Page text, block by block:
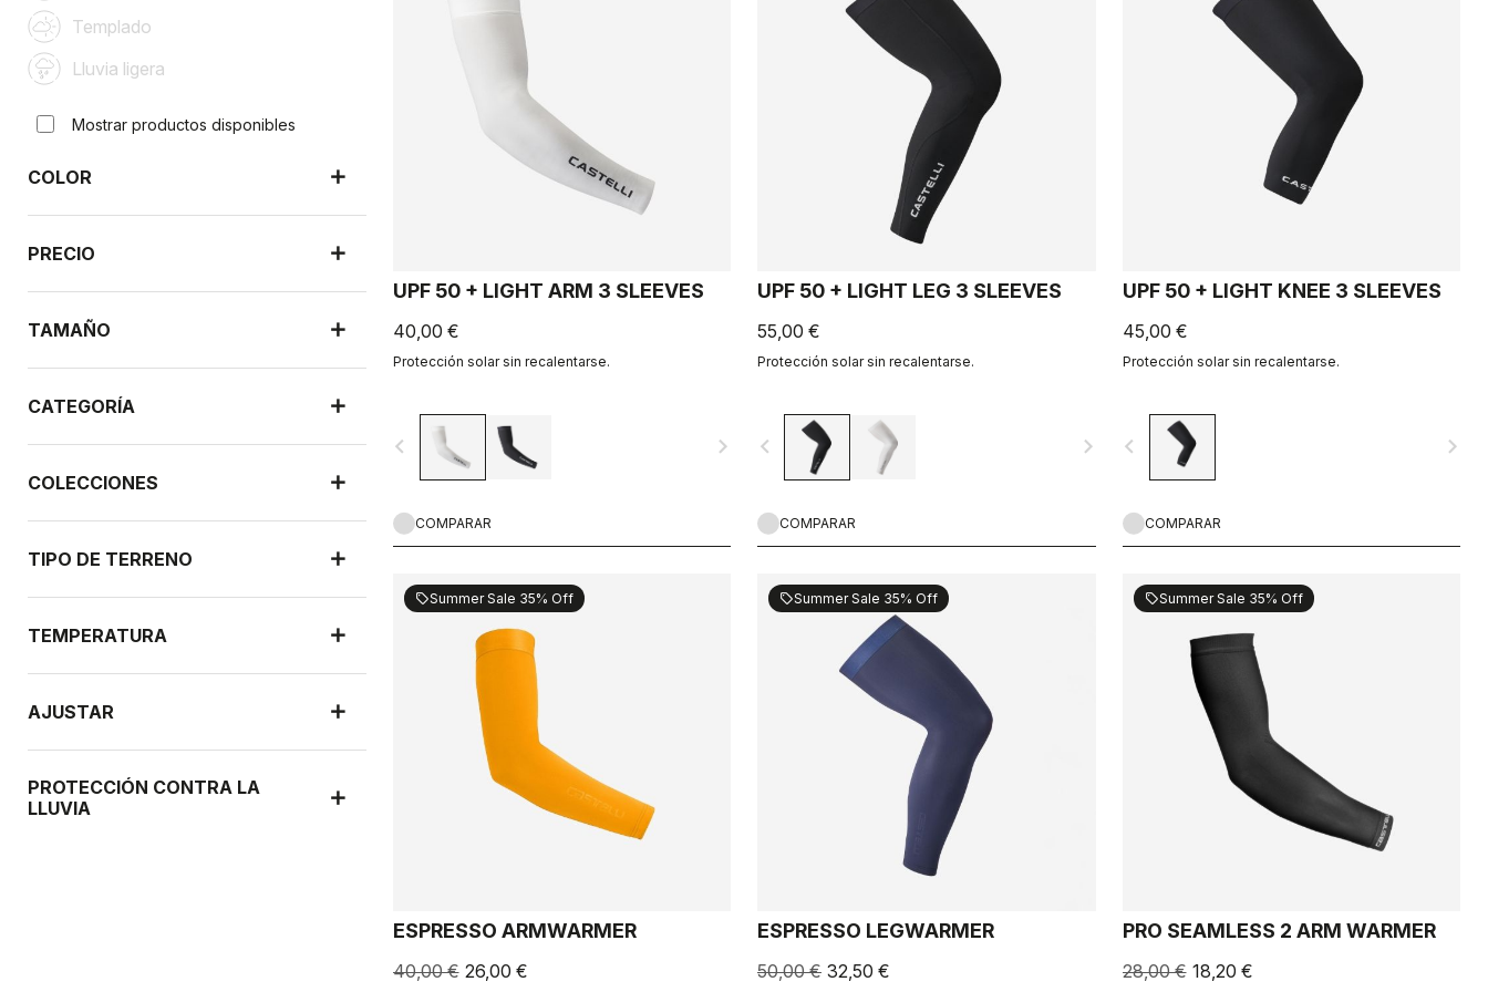
Templado
Lluvia ligera
Mostrar productos disponibles
COLOR
PRECIO
TAMAÑO
CATEGORÍA
COLECCIONES
TIPO DE TERRENO
TEMPERATURA
AJUSTAR
PROTECCIÓN CONTRA LA
LLUVIA
UPF 50 + LIGHT ARM 3 SLEEVES
40,00 €
Protección solar sin recalentarse.
navigate_before navigate_next
COMPARAR
UPF 50 + LIGHT LEG 3 SLEEVES
55,00 €
Protección solar sin recalentarse.
navigate_before navigate_next
COMPARAR
UPF 50 + LIGHT KNEE 3 SLEEVES
45,00 €
Protección solar sin recalentarse.
navigate_before navigate_next
COMPARAR
sellSummer Sale 35% Off
ESPRESSO ARMWARMER
40,00 € 26,00 €
sellSummer Sale 35% Off
ESPRESSO LEGWARMER
50,00 € 32,50 €
sellSummer Sale 35% Off
PRO SEAMLESS 2 ARM WARMER
28,00 € 18,20 €